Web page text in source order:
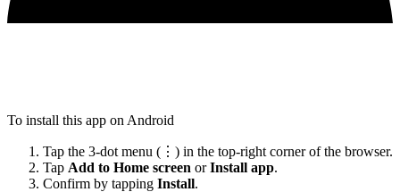
To install this app on Android
Tap the 3-dot menu (⋮) in the top-right corner of the browser.
Tap Add to Home screen orInstall app.
Confirm by tapping Install.